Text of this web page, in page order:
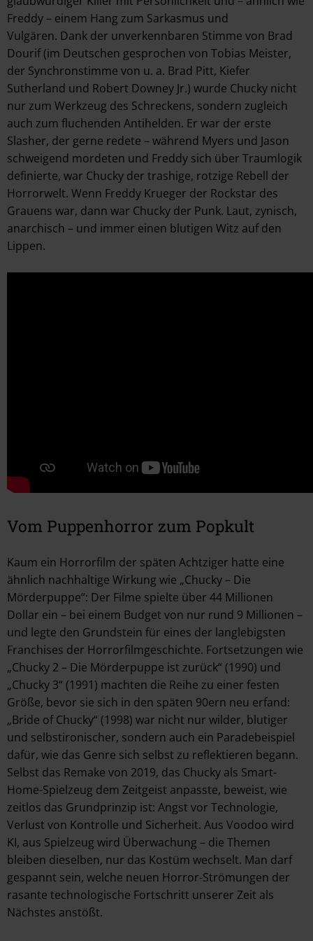
Freddy – einem Hang zum Sarkasmus und
Vulgären. Dank der unverkennbaren Stimme von Brad
Dourif (im Deutschen gesprochen von Tobias Meister,
der Synchronstimme von u. a. Brad Pitt, Kiefer
Sutherland und Robert Downey Jr.) wurde Chucky nicht
nur zum Werkzeug des Schreckens, sondern zugleich
auch zum fluchenden Antihelden. Er war der erste
Slasher, der gerne redete – während Myers und Jason
schweigend mordeten und Freddy sich über Traumlogik
definierte, war Chucky der trashige, rotzige Rebell der
Horrorwelt. Wenn Freddy Krueger der Rockstar des
Grauens war, dann war Chucky der Punk. Laut, zynisch,
anarchisch – und immer einen blutigen Witz auf den
Lippen.
Vom Puppenhorror zum Popkult
Kaum ein Horrorfilm der späten Achtziger hatte eine
ähnlich nachhaltige Wirkung wie „Chucky – Die
Mörderpuppe“: Der Filme spielte über 44 Millionen
Dollar ein – bei einem Budget von nur rund 9 Millionen –
und legte den Grundstein für eines der langlebigsten
Franchises der Horrorfilmgeschichte. Fortsetzungen wie
„Chucky 2 – Die Mörderpuppe ist zurück“ (1990) und
„Chucky 3“ (1991) machten die Reihe zu einer festen
Größe, bevor sie sich in den späten 90ern neu erfand:
„Bride of Chucky“ (1998) war nicht nur wilder, blutiger
und selbstironischer, sondern auch ein Paradebeispiel
dafür, wie das Genre sich selbst zu reflektieren begann.
Selbst das Remake von 2019, das Chucky als Smart-
Home-Spielzeug dem Zeitgeist anpasste, beweist, wie
zeitlos das Grundprinzip ist: Angst vor Technologie,
Verlust von Kontrolle und Sicherheit. Aus Voodoo wird
KI, aus Spielzeug wird Überwachung – die Themen
bleiben dieselben, nur das Kostüm wechselt. Man darf
gespannt sein, welche neuen Horror-Strömungen der
rasante technologische Fortschritt unserer Zeit als
Nächstes anstößt.